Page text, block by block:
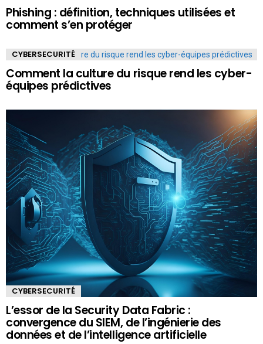
Phishing : définition, techniques utilisées et
comment s’en protéger
CYBERSECURITÉ
Comment la culture du risque rend les cyber-
équipes prédictives
CYBERSECURITÉ
L’essor de la Security Data Fabric :
convergence du SIEM, de l’ingénierie des
données et de l’intelligence artificielle